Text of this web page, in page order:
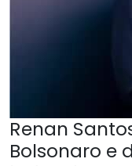
Renan
Bolsonaro e